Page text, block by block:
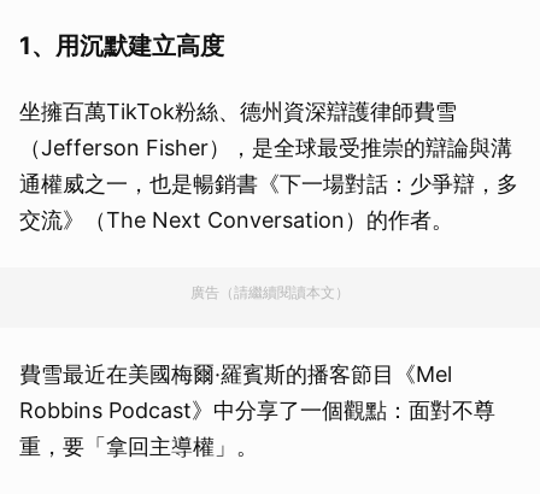
1、用沉默建立高度
坐擁百萬TikTok粉絲、德州資深辯護律師費雪
（Jefferson Fisher），是全球最受推崇的辯論與溝
通權威之一，也是暢銷書《下一場對話：少爭辯，多
交流》（The Next Conversation）的作者。
廣告（請繼續閱讀本文）
費雪最近在美國梅爾·羅賓斯的播客節目《Mel
Robbins Podcast》中分享了一個觀點：面對不尊
重，要「拿回主導權」。